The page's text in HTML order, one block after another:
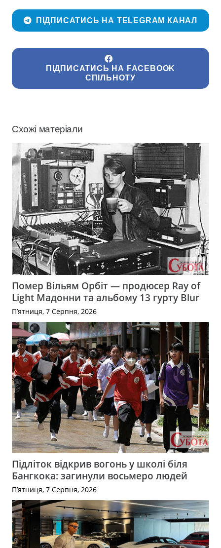
ПІДПИСАТИСЬ НА TELEGRAM КАНАЛ
ПІДПИСАТИСЬ НА FACEBOOK
СПІЛЬНОТУ
Схожі матеріали
Помер Вільям Орбіт — продюсер Ray of
Light Мадонни та альбому 13 гурту Blur
П’ятниця, 7 Серпня, 2026
Підліток відкрив вогонь у школі біля
Бангкока: загинули восьмеро людей
П’ятниця, 7 Серпня, 2026